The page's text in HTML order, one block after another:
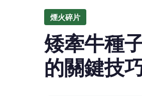
煙火碎片
矮牽牛種
的關鍵技